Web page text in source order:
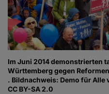
Im Juni 2014 demonstrierten
Württemberg gegen
. Bildnachweis: Demo für Alle
CC BY-SA 2.0